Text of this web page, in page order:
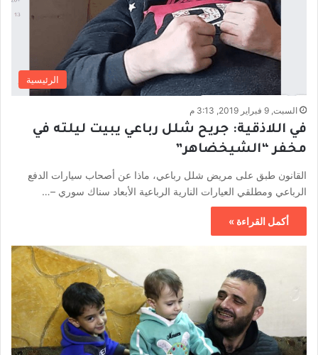
الرئيسية
السبت, 9 فبراير 2019, 3:13 م
في اللاذقية: جريح شلل رباعي يبيت ليلته في
مخفر “الشيخضاهر”
القانون طبق على مريض شلل رباعي، ماذا عن أصحاب سيارات الدفع
الرباعي ومطلقي العيارات النارية الرباعية الأبعاد سناك سوري –…
أكمل القراءة »